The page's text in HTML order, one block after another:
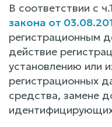
В соответствии с
закона от
регистрационным
действие
установлению или
регистрационных
средства, замене